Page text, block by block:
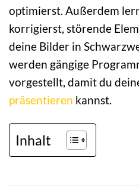
optimierst. Außerdem
korrigierst, störende
deine Bilder in
werden gängige
vorgestellt, damit du
präsentieren kannst.
Inhalt